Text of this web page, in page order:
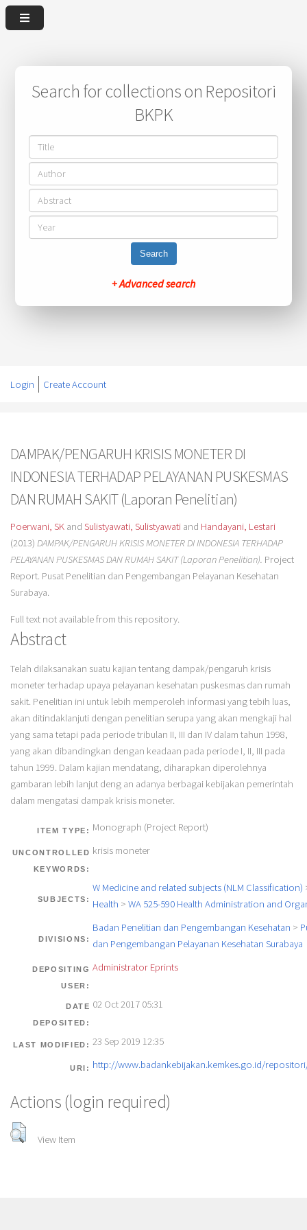
Search for collections on Repositori
BKPK
Search
+ Advanced search
Login Create Account
DAMPAK/PENGARUH KRISIS MONETER DI
INDONESIA TERHADAP PELAYANAN PUSKESMAS
DAN RUMAH SAKIT (Laporan Penelitian)
Poerwani, SKand Sulistyawati, Sulistyawatiand Handayani, Lestari
(2013) DAMPAK/PENGARUH KRISIS MONETER DI INDONESIA TERHADAP
PELAYANAN PUSKESMAS DAN RUMAH SAKIT (Laporan Penelitian). Project
Report. Pusat Penelitian dan Pengembangan Pelayanan Kesehatan
Surabaya.
Full text not available from this repository.
Abstract
Telah dilaksanakan suatu kajian tentang dampak/pengaruh krisis
moneter terhadap upaya pelayanan kesehatan puskesmas dan rumah
sakit. Penelitian ini untuk lebih memperoleh informasi yang tebih luas,
akan ditindaklanjuti dengan penelitian serupa yang akan mengkaji hal
yang sama tetapi pada periode tribulan II, III dan IV dalam tahun 1998,
yang akan dibandingkan dengan keadaan pada periode I, II, III pada
tahun 1999. Dalam kajian mendatang, diharapkan diperolehnya
gambaran lebih lanjut deng an adanya berbagai kebijakan pemerintah
dalam mengatasi dampak krisis moneter.
ITEM TYPE: Monograph (Project Report)
UNCONTROLLED
KEYWORDS:
krisis moneter
SUBJECTS:
W Medicine and related subjects (NLM Classification)
Health > WA 525-590 Health Administration and
DIVISIONS:
Badan Penelitian dan Pengembangan Kesehatan >
dan Pengembangan Pelayanan Kesehatan Surabaya
DEPOSITING
USER:
Administrator Eprints
DATE
DEPOSITED:
02 Oct 2017 05:31
LAST MODIFIED: 23 Sep 2019 12:35
URI: http://www.badankebijakan.kemkes.go.id/
Actions (login required)
View Item